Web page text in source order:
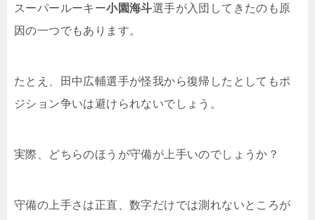
スーパールーキー小園海斗選手が入団してきたのも原
因の一つでもあります。
たとえ、田中広輔選手が怪我から復帰したとしてもポ
ジション争いは避けられないでしょう。
実際、どちらのほうが守備が上手いのでしょうか？
守備の上手さは正直、数字だけでは測れないところが